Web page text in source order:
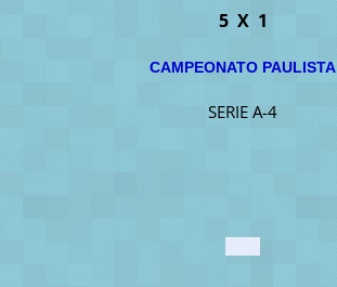
5 X 1
CAMPEONATO PAULISTA
SERIE A-4